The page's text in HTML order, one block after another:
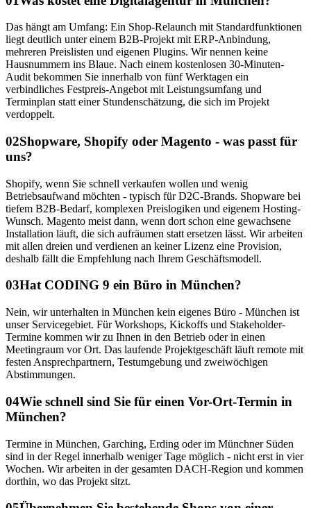
Das hängt am Umfang: Ein Shop-Relaunch mit Standardfunktionen
liegt deutlich unter einem B2B-Projekt mit ERP-Anbindung,
mehreren Preislisten und eigenen Plugins. Wir nennen keine
Hausnummern ins Blaue. Nach einem kostenlosen 30-Minuten-
Audit bekommen Sie innerhalb von fünf Werktagen ein
verbindliches Festpreis-Angebot mit Leistungsumfang und
Terminplan statt einer Stundenschätzung, die sich im Projekt
verdoppelt.
02Shopware, Shopify oder Magento - was passt für
uns?
Shopify, wenn Sie schnell verkaufen wollen und wenig
Betriebsaufwand möchten - typisch für D2C-Brands. Shopware bei
tiefem B2B-Bedarf, komplexen Preislogiken und eigenem Hosting-
Wunsch. Magento meist dann, wenn dort schon eine gewachsene
Installation läuft, die sich aufräumen statt ersetzen lässt. Wir arbeiten
mit allen dreien und verdienen an keiner Lizenz eine Provision,
deshalb fällt die Empfehlung nach Ihrem Geschäftsmodell.
03Hat CODING 9 ein Büro in München?
Nein, wir unterhalten in München kein eigenes Büro - München ist
unser Servicegebiet. Für Workshops, Kickoffs und Stakeholder-
Termine kommen wir zu Ihnen in den Betrieb oder in einen
Meetingraum vor Ort. Das laufende Projektgeschäft läuft remote mit
festen Ansprechpartnern, Testumgebung und zweiwöchigen
Abstimmungen.
04Wie schnell sind Sie für einen Vor-Ort-Termin in
München?
Termine in München, Garching, Erding oder im Münchner Süden
sind in der Regel innerhalb weniger Tage möglich - nicht erst in vier
Wochen. Wir arbeiten in der gesamten DACH-Region und kommen
dorthin, wo das Projekt sitzt.